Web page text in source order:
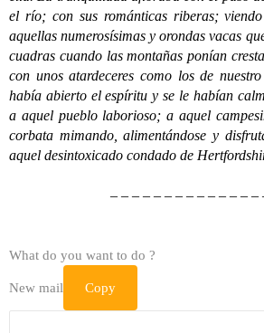
el río; con sus románticas riberas;
aquellas numerosísimas y orondas vacas
cuadras cuando las montañas ponían
con unos atardeceres como los de
había abierto el espíritu y se le habían
a aquel pueblo laborioso; a aquel
corbata mimando, alimentándose y
aquel desintoxicado condado de
– – – – – – – – – – – – – –
What do you want to do ?
New mail Copy